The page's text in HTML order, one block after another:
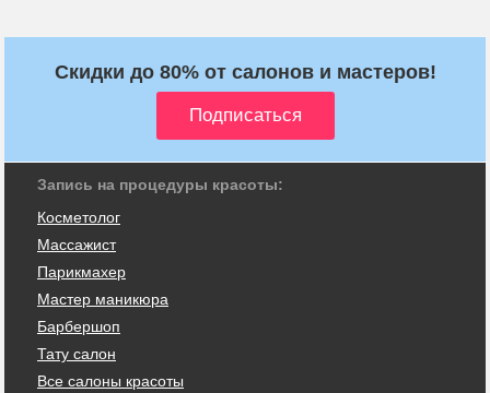
Скидки до 80% от салонов и мастеров!
Запись на процедуры красоты:
Косметолог
Массажист
Парикмахер
Мастер маникюра
Барбершоп
Тату салон
Все салоны красоты